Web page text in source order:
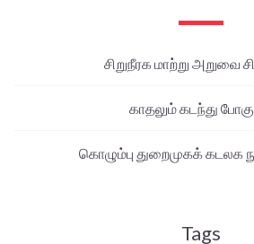
சிறுநீரக மாற்று அறுவை
காதலும் கடந்து
கொழும்பு துறைமுகக் கடலக
Tags